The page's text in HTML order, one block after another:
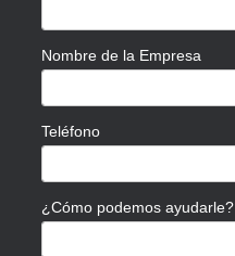
Nombre de la Empresa
Teléfono
¿Cómo podemos ayudarle?